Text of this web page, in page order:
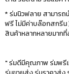
* ร่มนิวฟลาย สามารถ
ฟรี ไม่มีค่าบล๊อกสกรีน
สินค้าหลากหลายมาก
" ร่มดีมีคุณภาพ ร่มพรี